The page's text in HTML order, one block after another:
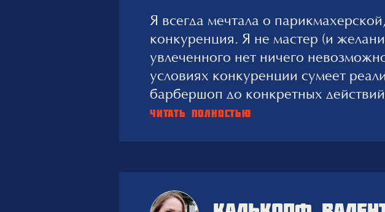
Я всегда мечтала о
конкуренция. Я не мастер (и
увлеченного нет ничего
условиях конкуренции сумеет
барбершоп до конкретных
все думают, что самое сложное в
подходящих сотрудников,
детскими. Главная сложность –
чтобы сотрудники были с тобой на
ЧИТАТЬ ПОЛНОСТЬЮ